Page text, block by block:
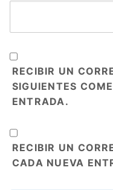
RECIBIR UN
SIGUIENTES
ENTRADA.
RECIBIR UN
CADA NUEVA